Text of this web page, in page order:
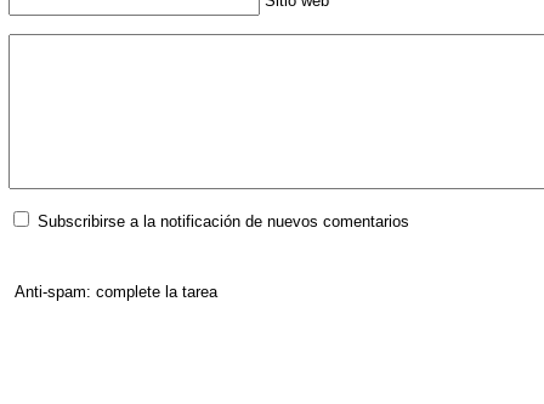
Subscribirse a la notificación de nuevos comentarios
Anti-spam: complete la tarea